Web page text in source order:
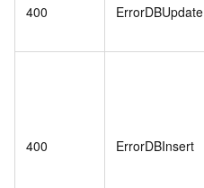
400 ErrorDBUpdate
400 ErrorDBInsert